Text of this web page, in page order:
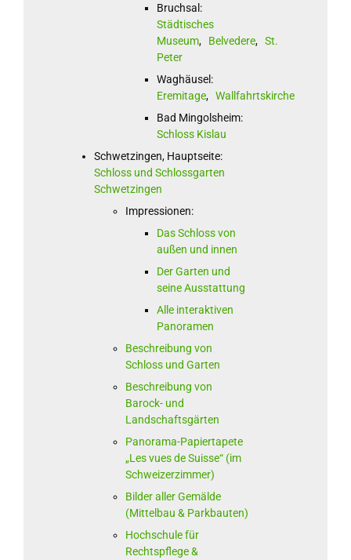
Bruchsal:
Städtisches
Museum, Belvedere, St.
Peter
Waghäusel:
Eremitage, Wallfahrtskirche
Bad Mingolsheim:
Schloss Kislau
Schwetzingen, Hauptseite:
Schloss und Schlossgarten
Schwetzingen
Impressionen:
Das Schloss von
außen und innen
Der Garten und
seine Ausstattung
Alle interaktiven
Panoramen
Beschreibung von
Schloss und Garten
Beschreibung von
Barock- und
Landschaftsgärten
Panorama-Papiertapete
„Les vues de Suisse“ (im
Schweizerzimmer)
Bilder aller Gemälde
(Mittelbau & Parkbauten)
Hochschule für
Rechtspflege &